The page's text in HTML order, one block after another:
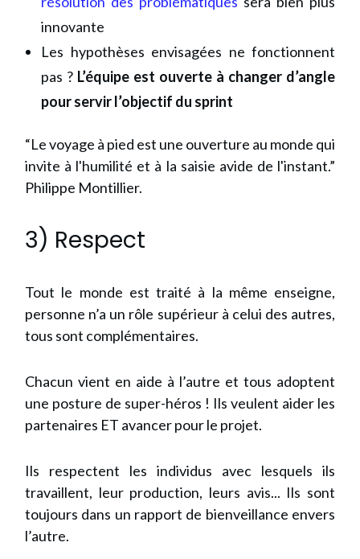
innovante
Les hypothèses envisagées ne fonctionnent
pas ? L’équipe est ouverte à changer d’angle
pour servir l’objectif du sprint
“Le voyage à pied est une ouverture au monde qui
invite à l'humilité et à la saisie avide de l'instant.”
Philippe Montillier.
3) Respect
Tout le monde est traité à la même enseigne,
personne n’a un rôle supérieur à celui des autres,
tous sont complémentaires.
Chacun vient en aide à l’autre et tous adoptent
une posture de super-héros ! Ils veulent aider les
partenaires ET avancer pour le projet.
Ils respectent les individus avec lesquels ils
travaillent, leur production, leurs avis... Ils sont
toujours dans un rapport de bienveillance envers
l’autre.